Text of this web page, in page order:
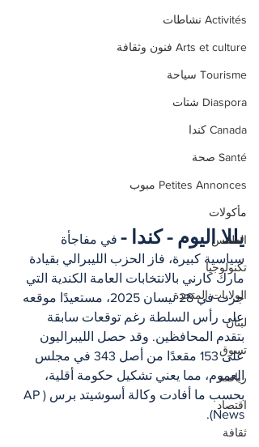
Activités نشاطات
Arts et culture فنون وثقافة
Tourisme سياحة
Diaspora شتات
Canada كندا
Santé صحة
Petites Annonces مبوب
مأكولات
الطقس
تكنولوجيا
الولايات المتحدة
لبنان
تسوق
رياضة
اقتصاد
ثقافة
يللا اليوم - كندا - في مفاجأة
سياسية كبيرة، فاز الحزب الليبرالي بقيادة
مارك كارني بالانتخابات العامة الكندية التي
جرت في 28 نيسان 2025، مستعيدًا موقعه
على رأس السلطة رغم توقعات سابقة
بتقدم المحافظين. وقد حصل الليبراليون
على 153 مقعدًا من أصل 343 في مجلس
العموم، مما يعني تشكيل حكومة أقلية،
بحسب ما أفادت وكالة أسوشيتد برس (AP
News).